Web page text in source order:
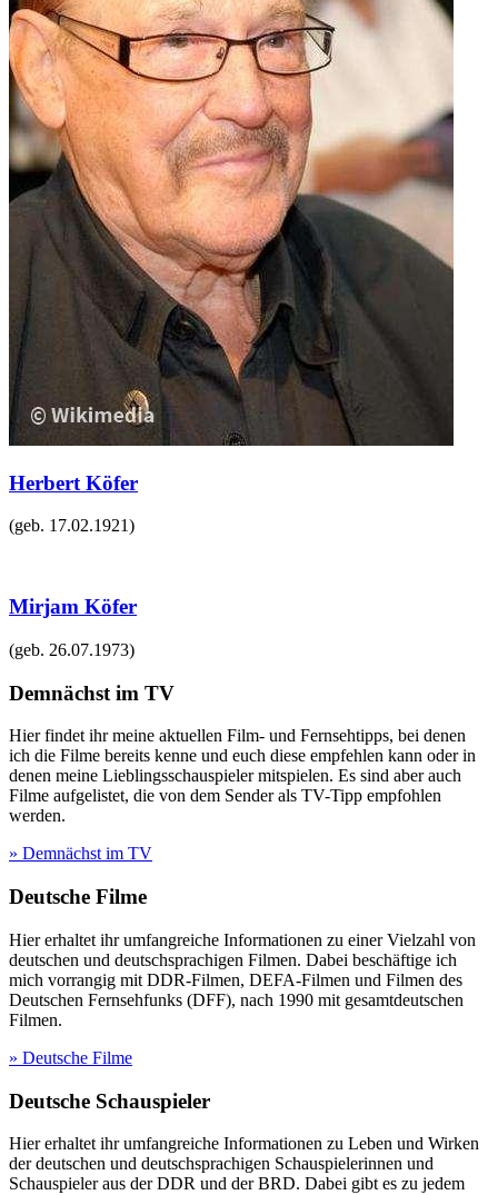
Herbert Köfer
(geb. 17.02.1921)
Mirjam Köfer
(geb. 26.07.1973)
Demnächst im TV
Hier findet ihr meine aktuellen Film- und Fernsehtipps, bei denen
ich die Filme bereits kenne und euch diese empfehlen kann oder in
denen meine Lieblingsschauspieler mitspielen. Es sind aber auch
Filme aufgelistet, die von dem Sender als TV-Tipp empfohlen
werden.
» Demnächst im TV
Deutsche Filme
Hier erhaltet ihr umfangreiche Informationen zu einer Vielzahl von
deutschen und deutschsprachigen Filmen. Dabei beschäftige ich
mich vorrangig mit DDR-Filmen, DEFA-Filmen und Filmen des
Deutschen Fernsehfunks (DFF), nach 1990 mit gesamtdeutschen
Filmen.
» Deutsche Filme
Deutsche Schauspieler
Hier erhaltet ihr umfangreiche Informationen zu Leben und Wirken
der deutschen und deutschsprachigen Schauspielerinnen und
Schauspieler aus der DDR und der BRD. Dabei gibt es zu jedem